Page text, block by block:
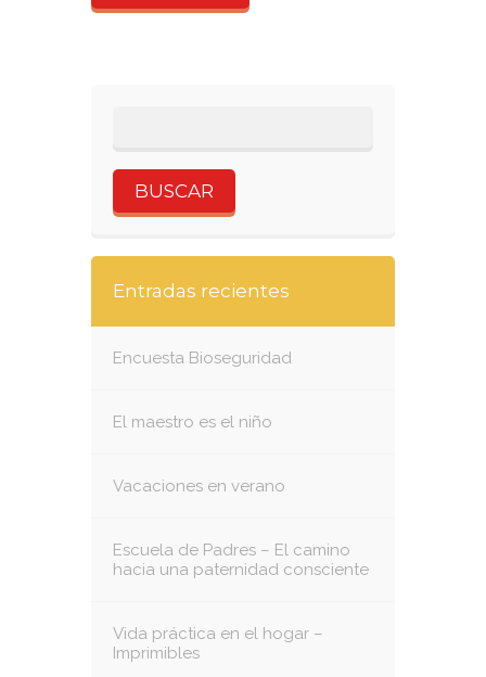
Entradas recientes
Encuesta Bioseguridad
El maestro es el niño
Vacaciones en verano
Escuela de Padres – El camino
hacia una paternidad consciente
Vida práctica en el hogar –
Imprimibles